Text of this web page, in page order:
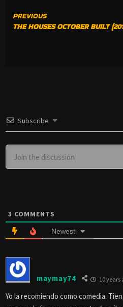
CONTINUE
READING
PREVIOUS
THE HOUSES OCTOBER BUILT
Subscribe
3 COMMENTS
Newest
maymay74 10 years
Yo la recomiendo como comedia.